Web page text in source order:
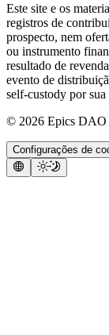
Este site e os
registros de
prospecto, nem
ou instrumento
resultado de
evento de
self-custody por
© 2026 Epics DAO
Configurações de